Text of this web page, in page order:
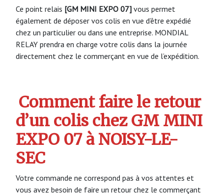
Ce point relais [GM MINI EXPO 07] vous permet
également de déposer vos colis en vue d’être expédié
chez un particulier ou dans une entreprise. MONDIAL
RELAY prendra en charge votre colis dans la journée
directement chez le commerçant en vue de l’expédition.
Comment faire le retour
d’un colis chez GM MINI
EXPO 07 à NOISY-LE-
SEC
Votre commande ne correspond pas à vos attentes et
vous avez besoin de faire un retour chez le commerçant